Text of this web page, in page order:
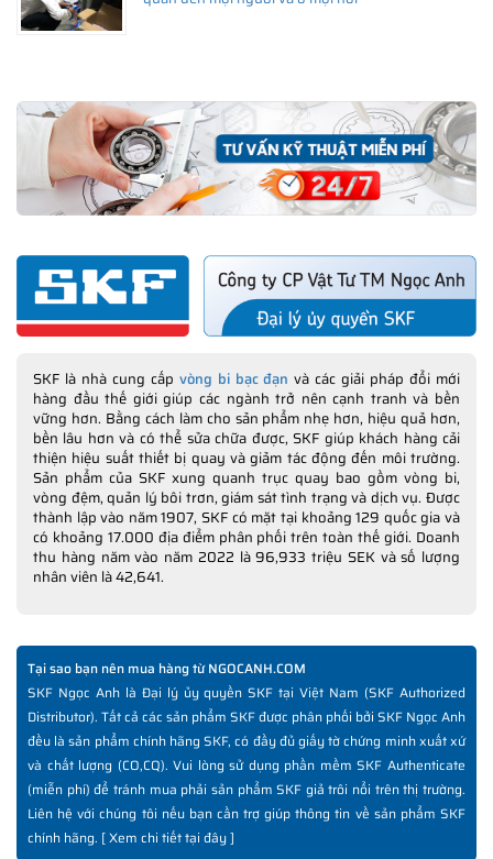
SKF là nhà cung cấp vòng bi bạc đạn và các giải pháp đổi mới
hàng đầu thế giới giúp các ngành trở nên cạnh tranh và bền
vững hơn. Bằng cách làm cho sản phẩm nhẹ hơn, hiệu quả hơn,
bền lâu hơn và có thể sửa chữa được, SKF giúp khách hàng cải
thiện hiệu suất thiết bị quay và giảm tác động đến môi trường.
Sản phẩm của SKF xung quanh trục quay bao gồm vòng bi,
vòng đệm, quản lý bôi trơn, giám sát tình trạng và dịch vụ. Được
thành lập vào năm 1907, SKF có mặt tại khoảng 129 quốc gia và
có khoảng 17.000 địa điểm phân phối trên toàn thế giới. Doanh
thu hàng năm vào năm 2022 là 96,933 triệu SEK và số lượng
nhân viên là 42,641.
Tại sao bạn nên mua hàng từ NGOCANH.COM
SKF Ngọc Anh là Đại lý ủy quyền SKF tại Việt Nam (SKF Authorized
Distributor). Tất cả các sản phẩm SKF được phân phối bởi SKF Ngọc Anh
đều là sản phẩm chính hãng SKF, có đầy đủ giấy tờ chứng minh xuất xứ
và chất lượng (CO,CQ). Vui lòng sử dụng phần mềm SKF Authenticate
(miễn phí) để tránh mua phải sản phẩm SKF giả trôi nổi trên thị trường.
Liên hệ với chúng tôi nếu bạn cần trợ giúp thông tin về sản phẩm SKF
chính hãng. [Xem chi tiết tại đây]